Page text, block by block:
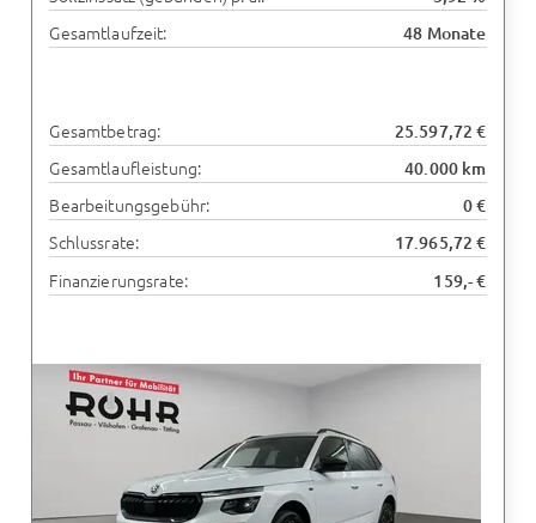
Gesamtlaufzeit: 48 Monate
Gesamtbetrag: 25.597,72 €
Gesamtlaufleistung: 40.000 km
Bearbeitungsgebühr: 0 €
Schlussrate: 17.965,72 €
Finanzierungsrate: 159,- €